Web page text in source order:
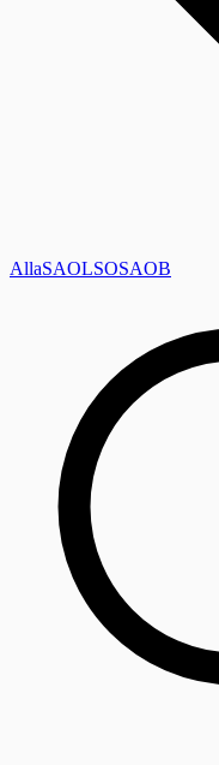
AllaSAOLSOSAOB